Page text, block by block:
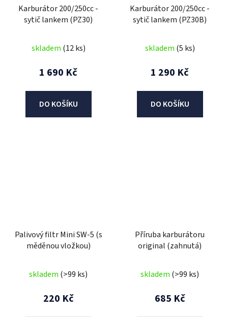
Karburátor 200/250cc -
sytič lankem (PZ30)
skladem (12 ks)
1 690 Kč
DO KOŠÍKU
Karburátor 200/250cc -
sytič lankem (PZ30B)
skladem (5 ks)
1 290 Kč
DO KOŠÍKU
Palivový filtr Mini SW-5 (s
měděnou vložkou)
skladem (>99 ks)
220 Kč
Příruba karburátoru
original (zahnutá)
skladem (>99 ks)
685 Kč